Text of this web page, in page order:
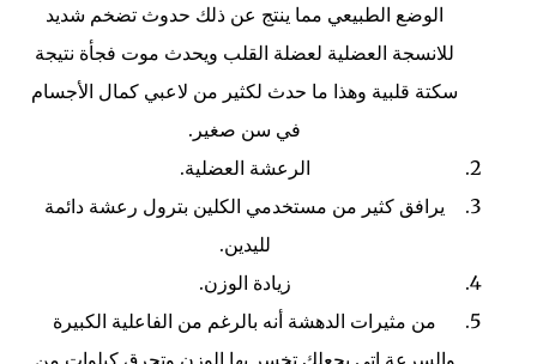
الوضع الطبيعي مما ينتج عن ذلك حدوث تضخم شديد
للانسجة العضلية لعضلة القلب ويحدث موت فجأة نتيجة
سكتة قلبية وهذا ما حدث لكثير من لاعبي كمال الأجسام
في سن صغير.
الرعشة العضلية.
يرافق كثير من مستخدمي الكلين بترول رعشة دائمة
لليدين.
زيادة الوزن.
من مثيرات الدهشة أنه بالرغم من الفاعلية الكبيرة
والسرعة اتي يجعلك تخسر بها الوزن وتحرق كيلوات من